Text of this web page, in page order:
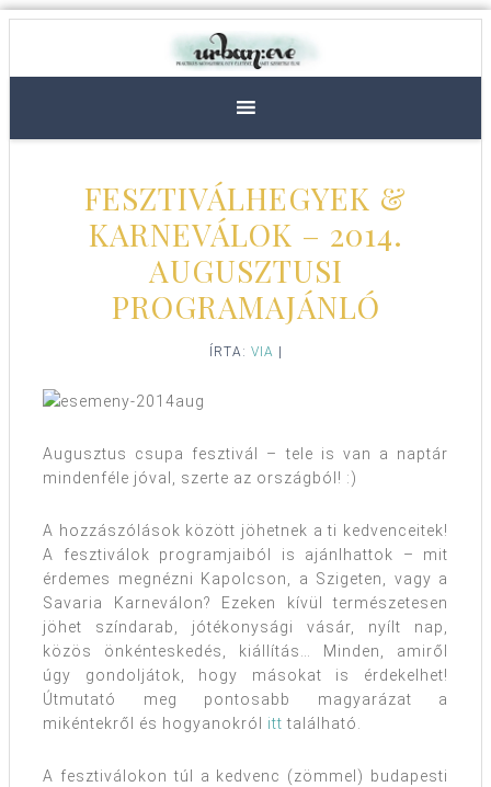
FESZTIVÁLHEGYEK &
KARNEVÁLOK – 2014.
AUGUSZTUSI
PROGRAMAJÁNLÓ
ÍRTA: VIA
Augusztus csupa fesztivál – tele is van a naptár
mindenféle jóval, szerte az országból! :)
A hozzászólások között jöhetnek a ti kedvenceitek!
A fesztiválok programjaiból is ajánlhattok – mit
érdemes megnézni Kapolcson, a Szigeten, vagy a
Savaria Karneválon? Ezeken kívül természetesen
jöhet színdarab, jótékonysági vásár, nyílt nap,
közös önkénteskedés, kiállítás… Minden, amiről
úgy gondoljátok, hogy másokat is érdekelhet!
Útmutató meg pontosabb magyarázat a
mikéntekről és hogyanokról itt található.
A fesztiválokon túl a kedvenc (zömmel) budapesti